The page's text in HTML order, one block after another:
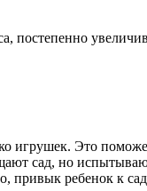
постепенно
игрушек. Это
сад, но
ребенок к